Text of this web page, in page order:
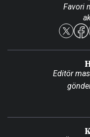
Reklam Ver
Favori
Editör